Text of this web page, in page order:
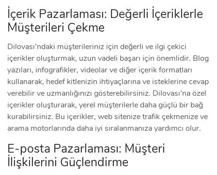
İçerik Pazarlaması: Değerli İçeriklerle
Müşterileri Çekme
Dilovası’ndaki müşterileriniz için değerli ve ilgi çekici
içerikler oluşturmak, uzun vadeli başarı için önemlidir. Blog
yazıları, infografikler, videolar ve diğer içerik formatları
kullanarak, hedef kitlenizin ihtiyaçlarına ve isteklerine cevap
verebilir ve uzmanlığınızı gösterebilirsiniz. Dilovası’na özel
içerikler oluşturarak, yerel müşterilerle daha güçlü bir bağ
kurabilirsiniz. Bu içerikler, web sitenize trafik çekmenize ve
arama motorlarında daha iyi sıralanmanıza yardımcı olur.
E-posta Pazarlaması: Müşteri
İlişkilerini Güçlendirme